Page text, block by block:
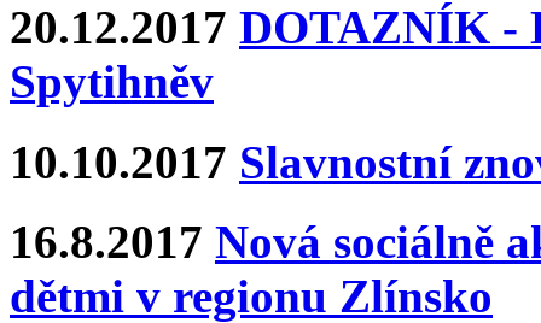
20.12.2017 DOTAZNÍK -
Spytihněv
10.10.2017 Slavnostní
16.8.2017 Nová sociálně
dětmi v regionu Zlínsko